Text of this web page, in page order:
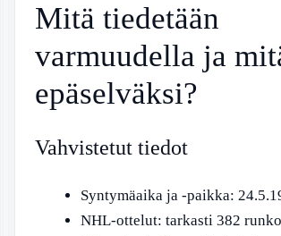
Mitä tiedetään
varmuudella ja
epäselväksi?
Vahvistetut tiedot
Syntymäaika ja -paikka:
NHL-ottelut: tarkasti 382